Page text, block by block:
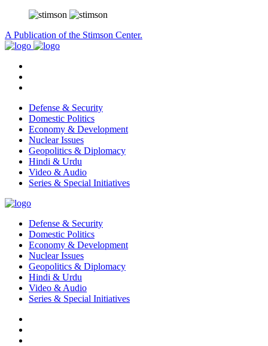
A Publication of the Stimson Center.
Defense & Security
Domestic Politics
Economy & Development
Nuclear Issues
Geopolitics & Diplomacy
Hindi & Urdu
Video & Audio
Series & Special Initiatives
Defense & Security
Domestic Politics
Economy & Development
Nuclear Issues
Geopolitics & Diplomacy
Hindi & Urdu
Video & Audio
Series & Special Initiatives